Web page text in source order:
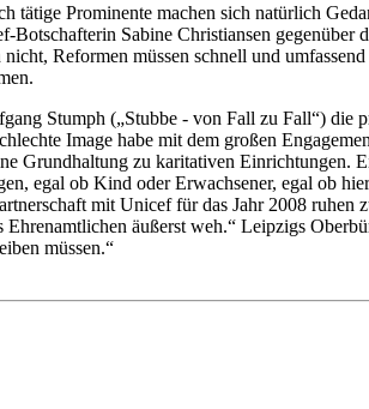
tätige Prominente machen sich natürlich
Botschafterin Sabine Christiansen gegenüber
Reformen müssen schnell und
Stumph („Stubbe - von Fall zu Fall“)
Image habe mit dem großen
Grundhaltung zu karitativen
egal ob Kind oder Erwachsener, egal ob
mit Unicef für das Jahr 2008
Ehrenamtlichen äußerst weh.“ Leipzigs
müssen.“